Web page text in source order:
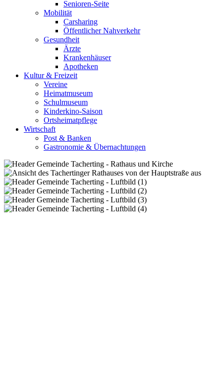
Senioren-Seite
Mobilität
Carsharing
Öffentlicher Nahverkehr
Gesundheit
Ärzte
Krankenhäuser
Apotheken
Kultur & Freizeit
Vereine
Heimatmuseum
Schulmuseum
Kinderkino-Saison
Ortsheimatpflege
Wirtschaft
Post & Banken
Gastronomie & Übernachtungen